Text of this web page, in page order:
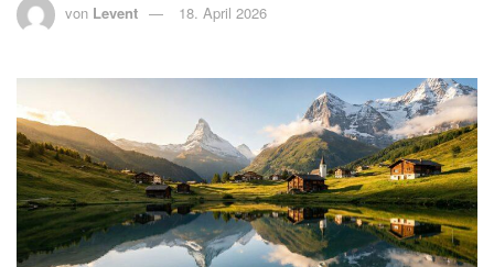
von Levent 18. April 2026